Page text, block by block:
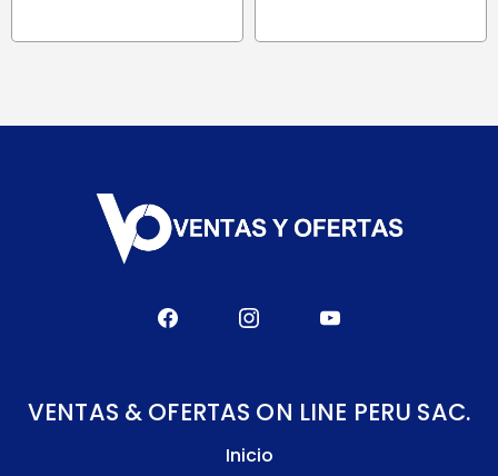
VENTAS & OFERTAS ON LINE PERU SAC.
Inicio